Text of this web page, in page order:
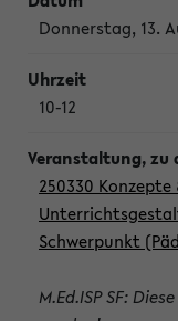
Donnerstag, 13.
10-12
250330
Schwerpunkt
M.Ed.ISP SF: